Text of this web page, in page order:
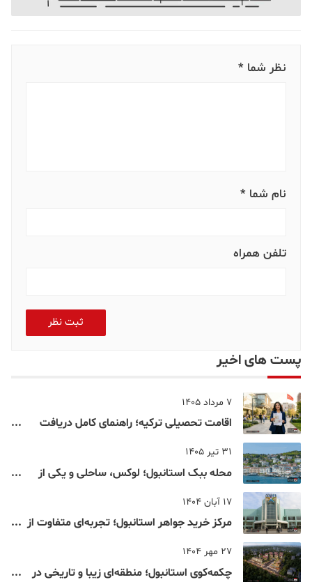
نظر شما *
نام شما *
تلفن همراه
ثبت نظر
پست های اخیر
7 مرداد 1405
اقامت تحصیلی ترکیه؛ راهنمای کامل دریافت
31 تیر 1405
محله ببک استانبول؛ لوکس، ساحلی و یکی از
17 آبان 1404
مرکز خرید جواهر استانبول؛ تجربه‌ای متفاوت از
27 مهر 1404
چکمه‌کوی استانبول؛ منطقه‌ای زیبا و تاریخی در